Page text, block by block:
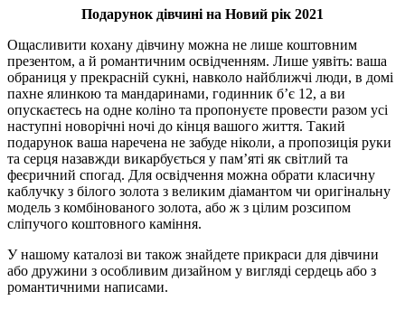
Подарунок дівчині на Новий рік 2021
Ощасливити кохану дівчину можна не лише коштовним
презентом, а й романтичним освідченням. Лише уявіть: ваша
обраниця у прекрасній сукні, навколо найближчі люди, в домі
пахне ялинкою та мандаринами, годинник б’є 12, а ви
опускаєтесь на одне коліно та пропонуєте провести разом усі
наступні новорічні ночі до кінця вашого життя. Такий
подарунок ваша наречена не забуде ніколи, а пропозиція руки
та серця назавжди викарбується у пам’яті як світлий та
феєричний спогад. Для освідчення можна обрати класичну
каблучку з білого золота з великим діамантом чи оригінальну
модель з комбінованого золота, або ж з цілим розсипом
сліпучого коштовного каміння.
У нашому каталозі ви також знайдете прикраси для дівчини
або дружини з особливим дизайном у вигляді сердець або з
романтичними написами.